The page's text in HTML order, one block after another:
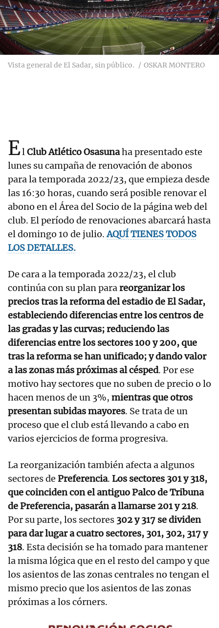
Vista general de El Sadar, sin público. OSKAR MONTERO
ElClub Atlético Osasunaha presentado este
lunes su campaña de renovación de abonos
para la temporada 2022/23, que empieza desde
las 16:30 horas, cuando será posible renovar el
abono en el Área del Socio de la página web del
club. El período de renovaciones abarcará hasta
el domingo 10 de julio.AQUÍ TIENES TODOS
LOS DETALLES.
De cara a la temporada 2022/23, el club
continúa con su plan parareorganizar los
precios tras la reforma del estadio de El Sadar,
estableciendo diferencias entre los centros de
las gradas y las curvas; reduciendo las
diferencias entre los sectores 100 y 200, que
tras la reforma se han unificado; y dando valor
a las zonas más próximas al césped. Por ese
motivo hay sectores que no suben de precio o lo
hacen menos de un 3%, mientras que otros
presentan subidas mayores. Se trata de un
proceso que el club está llevando a cabo en
varios ejercicios de forma progresiva.
La reorganización también afecta a algunos
sectores de Preferencia. Los sectores 301 y 318,
que coinciden con el antiguo Palco de Tribuna
de Preferencia, pasarán a llamarse 201 y 218.
Por su parte, los sectores 302 y 317 se dividen
para dar lugar a cuatro sectores, 301, 302, 317 y
318. Esta decisión se ha tomado para mantener
la misma lógica que en el resto del campo y que
los asientos de las zonas centrales no tengan el
mismo precio que los asientos de las zonas
próximas a los córners.